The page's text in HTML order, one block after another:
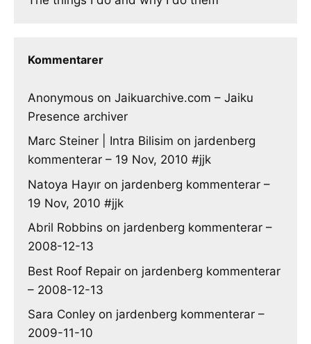
Kommentarer
Anonymous on Jaikuarchive.com – Jaiku
Presence archiver
Marc Steiner | Intra Bilisim on jardenberg
kommenterar – 19 Nov, 2010 #jjk
Natoya Hayır on jardenberg kommenterar –
19 Nov, 2010 #jjk
Abril Robbins on jardenberg kommenterar –
2008-12-13
Best Roof Repair on jardenberg kommenterar
– 2008-12-13
Sara Conley on jardenberg kommenterar –
2009-11-10